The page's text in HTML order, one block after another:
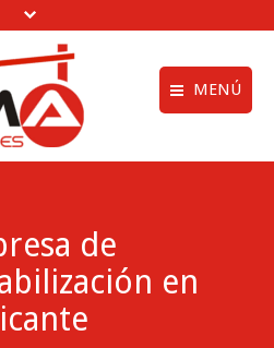
MENÚ
Quiénes Somos
Trabajos de
Impermeabilización
Vídeos
menú creditos
de
en